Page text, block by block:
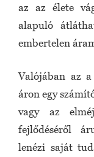
az az élete
alapuló
embertelen
Valójában az
áron egy
vagy az
fejlődéséről
lenézi saját